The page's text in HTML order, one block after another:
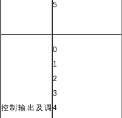
5
控制输出及调
0
1
2
3
4